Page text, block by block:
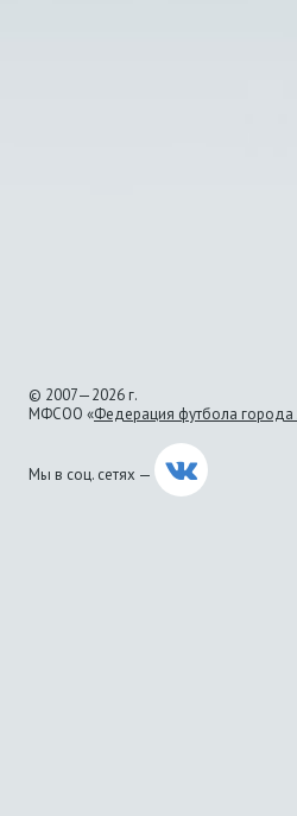
© 2007—2026 г.
МФСОО «Федерация футбола города
Мы в соц. сетях —